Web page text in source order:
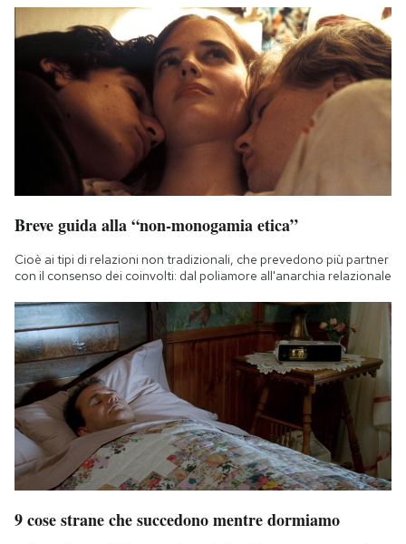
Breve guida alla “non-monogamia etica”
Cioè ai tipi di relazioni non tradizionali, che prevedono più partner
con il consenso dei coinvolti: dal poliamore all'anarchia relazionale
9 cose strane che succedono mentre dormiamo